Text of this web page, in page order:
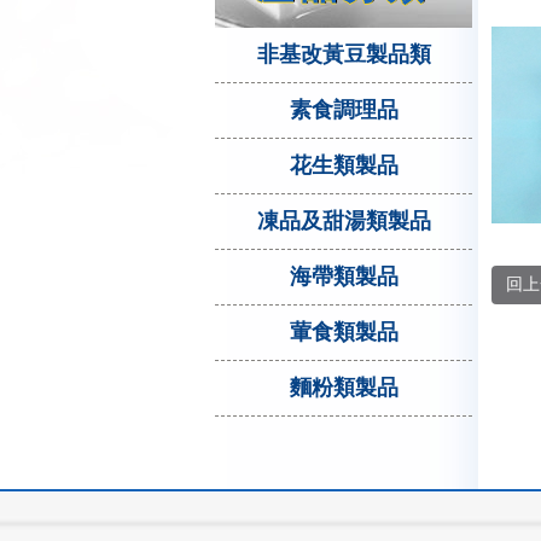
非基改黃豆製品類
素食調理品
花生類製品
凍品及甜湯類製品
海帶類製品
葷食類製品
麵粉類製品
回